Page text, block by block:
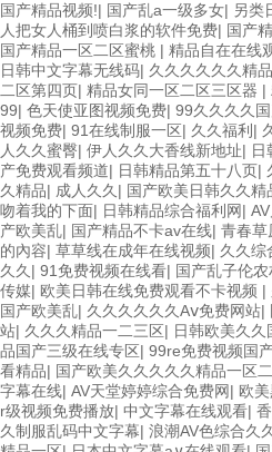
国产精品视频!| 国产乱a一级多女| 另类
人把女人桶到喷白浆的软件免费| 国产
国产精品一区二区蜜桃 | 精品自在在线
日韩中文字幕无线码| 久久久久久久精
二区第四页| 精品女同一区二区三区器 |
99| 色天使亚图视频免费| 99久久久久
视频免费| 91在线制服一区| 久久福利 |
人久久蜜臀| 伊人久久大香线新地址| 日
产免费观看频道| 日韩精品第五十八页|
久精品| 成人久久 | 国产欧美日韩久久精
吻着我的下面| 日韩精品综合福利网|
产欧美乱| 国产精品不卡av在线| 青春草
的內容| 草草线在成年在线视频| 久久综
久久 | 91免费视频在线看| 国产乱子伦
传媒| 欧美日韩在线免费观看不卡视频 |
国产欧美乱| 久久久久久久Aⅴ免费网站|
站| 久久久精品一二三区| 日韩欧美久久
品国产三级在线专区| 99re免费视频国
看精品| 国产欧美久久久久久精品一区
字幕在线| AV天堂婷婷综合免费网| 欧
r级视频免费播放| 中文字幕在线观看|
久制服乱码中文字幕| 浪潮AV色综合久